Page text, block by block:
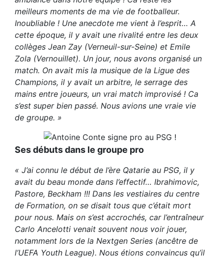
meilleurs moments de ma vie de footballeur.
Inoubliable ! Une anecdote me vient à l’esprit… A
cette époque, il y avait une rivalité entre les deux
collèges Jean Zay (Verneuil-sur-Seine) et Emile
Zola (Vernouillet). Un jour, nous avons organisé un
match. On avait mis la musique de la Ligue des
Champions, il y avait un arbitre, le serrage des
mains entre joueurs, un vrai match improvisé ! Ca
s’est super bien passé. Nous avions une vraie vie
de groupe. »
Ses débuts dans le groupe pro
« J’ai connu le début de l’ère Qatarie au PSG, il y
avait du beau monde dans l’effectif… Ibrahimovic,
Pastore, Beckham !!! Dans les vestiaires du centre
de Formation, on se disait tous que c’était mort
pour nous. Mais on s’est accrochés, car l’entraîneur
Carlo Ancelotti venait souvent nous voir jouer,
notamment lors de la Nextgen Series (ancêtre de
l’UEFA Youth League). Nous étions convaincus qu’il